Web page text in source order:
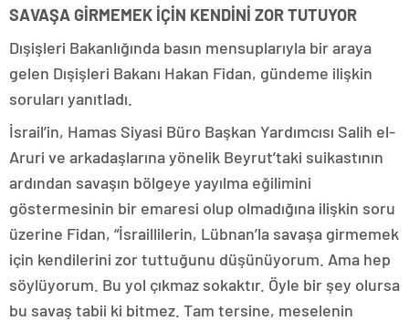
SAVAŞA GİRMEMEK İÇİN KENDİNİ ZOR TUTUYOR
Dışişleri Bakanlığında basın mensuplarıyla bir araya
gelen Dışişleri Bakanı Hakan Fidan, gündeme ilişkin
soruları yanıtladı.
İsrail’in, Hamas Siyasi Büro Başkan Yardımcısı Salih el-
Aruri ve arkadaşlarına yönelik Beyrut’taki suikastının
ardından savaşın bölgeye yayılma eğilimini
göstermesinin bir emaresi olup olmadığına ilişkin soru
üzerine Fidan, “İsraillilerin, Lübnan’la savaşa girmemek
için kendilerini zor tuttuğunu düşünüyorum. Ama hep
söylüyorum. Bu yol çıkmaz sokaktır. Öyle bir şey olursa
bu savaş tabii ki bitmez. Tam tersine, meselenin